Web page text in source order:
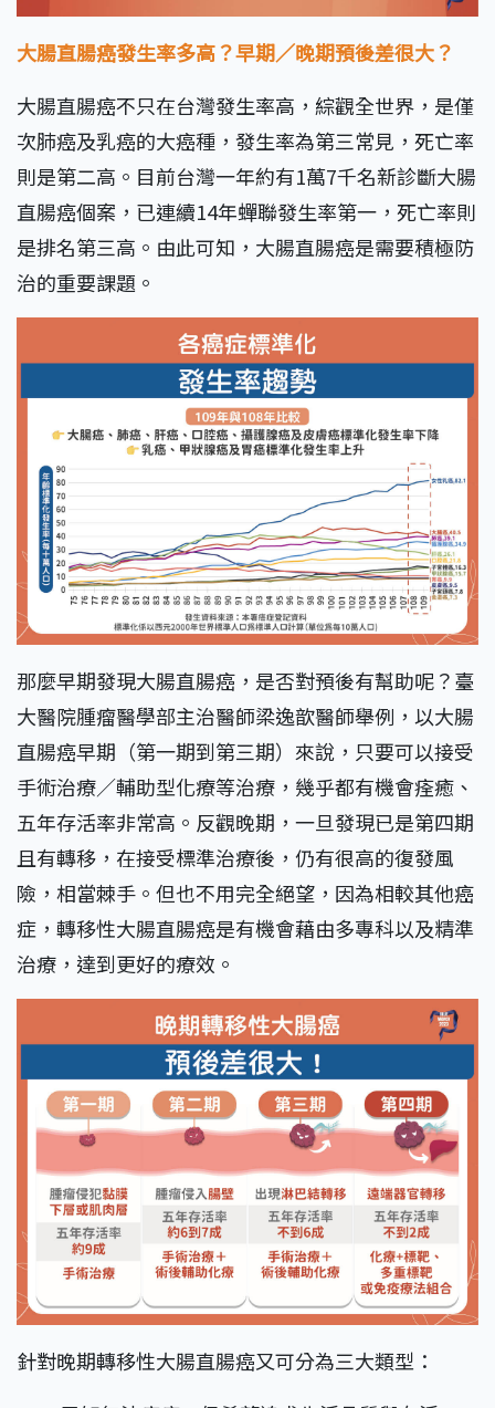
大腸直腸癌發生率多高？早期／晚期預後差很大？
大腸直腸癌不只在台灣發生率高，綜觀全世界，是僅
次肺癌及乳癌的大癌種，發生率為第三常見，死亡率
則是第二高。目前台灣一年約有1萬7千名新診斷大腸
直腸癌個案，已連續14年蟬聯發生率第一，死亡率則
是排名第三高。由此可知，大腸直腸癌是需要積極防
治的重要課題。
那麼早期發現大腸直腸癌，是否對預後有幫助呢？臺
大醫院腫瘤醫學部主治醫師梁逸歆醫師舉例，以大腸
直腸癌早期（第一期到第三期）來說，只要可以接受
手術治療／輔助型化療等治療，幾乎都有機會痊癒、
五年存活率非常高。反觀晚期，一旦發現已是第四期
且有轉移，在接受標準治療後，仍有很高的復發風
險，相當棘手。但也不用完全絕望，因為相較其他癌
症，轉移性大腸直腸癌是有機會藉由多專科以及精準
治療，達到更好的療效。
針對晚期轉移性大腸直腸癌又可分為三大類型：